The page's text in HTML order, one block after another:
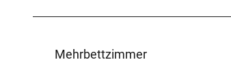
Mehrbettzimmer